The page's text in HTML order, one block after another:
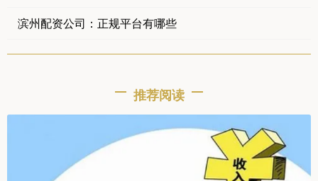
滨州配资公司：正规平台有哪些
推荐阅读